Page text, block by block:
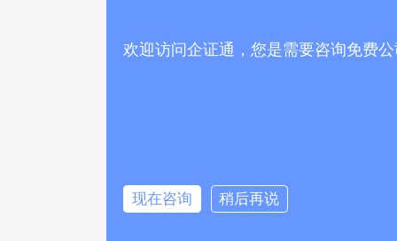
欢迎访问企证通，您是需要咨询免费
现在咨询 稍后再说